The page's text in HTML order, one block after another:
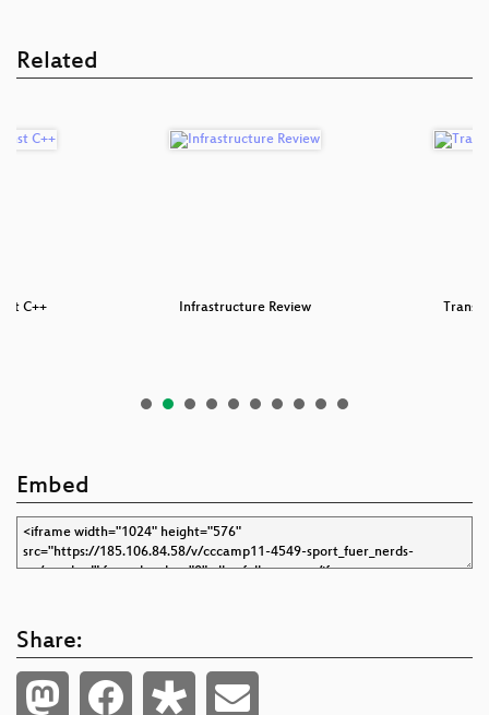
Related
C++ Infrastructure Review
Embed
Share: